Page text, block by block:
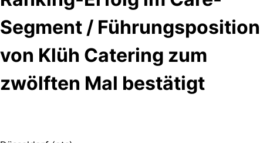
Segment / Führungsposition
von Klüh Catering zum
zwölften Mal bestätigt